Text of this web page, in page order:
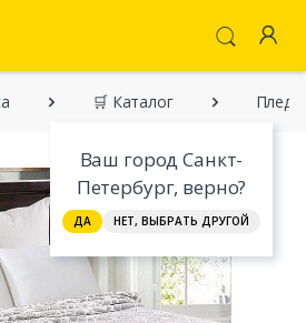
Ваш город Санкт-
Петербург, верно?
ДА НЕТ, ВЫБРАТЬ ДРУГОЙ
🛒 Каталог Пледы